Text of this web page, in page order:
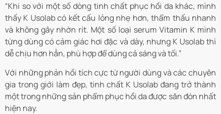
“Khi so với một số dòng tinh chất phục hồi da khác, mình
thấy K Usolab có kết cấu lỏng nhẹ hơn, thẩm thấu nhanh
và không gây nhờn rít. Một số loại serum Vitamin K mình
từng dùng có cảm giác hơi đặc và dày, nhưng K Usolab thì
dễ chịu hơn hẳn, phù hợp để dùng cả sáng và tối.”
Với những phản hồi tích cực từ người dùng và các chuyên
gia trong giới làm đẹp, tinh chất K Usolab đang trở thành
một trong những sản phẩm phục hồi da được săn đón nhất
hiện nay.